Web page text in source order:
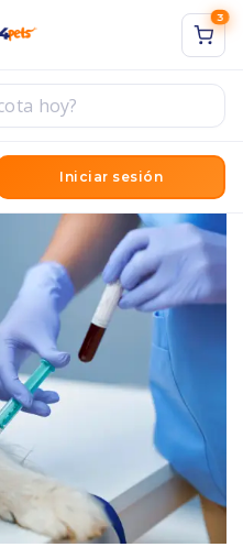
3
Iniciar sesión
contraseña para iniciar